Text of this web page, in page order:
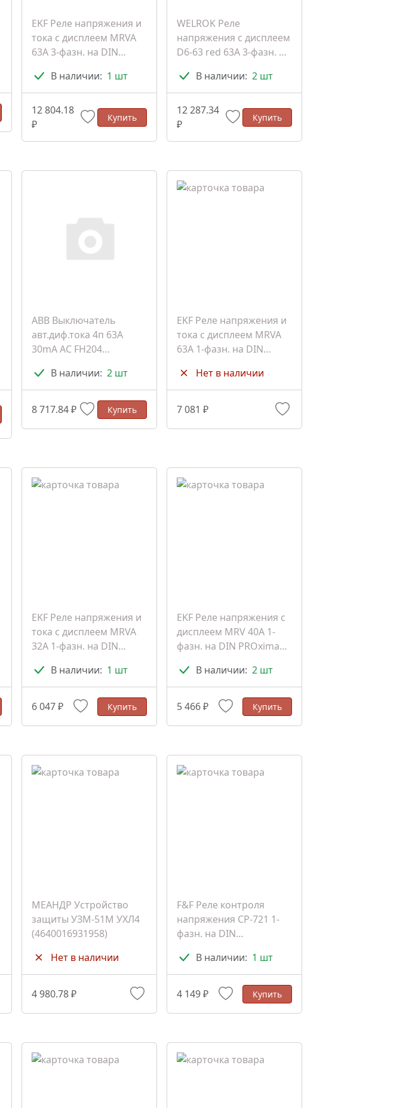
EKF Реле напряжения и
тока с дисплеем MRVA
63A 3-фазн. на DIN
В наличии: 1 шт
12 804.18
₽
Купить
WELROK Реле
напряжения с дисплеем
D6-63 red 63A 3-фазн. на
В наличии: 2 шт
12 287.34
₽
Купить
ABB Выключатель
авт.диф.тока 4п 63A
30mA AC FH204
В наличии: 2 шт
8 717.84 ₽ Купить
EKF Реле напряжения и
тока с дисплеем MRVA
63A 1-фазн. на DIN
Нет в наличии
7 081 ₽
EKF Реле напряжения и
тока с дисплеем MRVA
32A 1-фазн. на DIN
В наличии: 1 шт
6 047 ₽ Купить
EKF Реле напряжения с
дисплеем MRV 40A 1-
фазн. на DIN PROxima
В наличии: 2 шт
5 466 ₽ Купить
МЕАНДР Устройство
защиты УЗМ-51М УХЛ4
(4640016931958)
Нет в наличии
4 980.78 ₽
F&F Реле контроля
напряжения CP-721 1-
фазн. на DIN
В наличии: 1 шт
4 149 ₽ Купить